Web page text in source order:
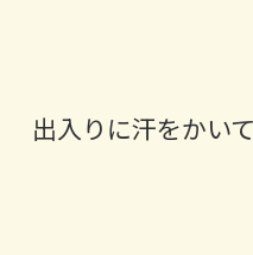
出入りに汗をかいて